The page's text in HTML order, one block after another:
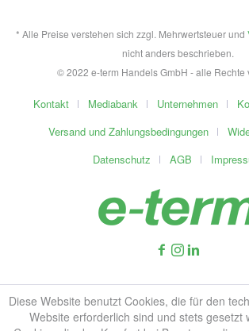
* Alle Preise verstehen sich zzgl. Mehrwertsteuer und
nicht anders beschrieben.
© 2022 e-term Handels GmbH - alle Rechte
Kontakt Mediabank Unternehmen
Versand und Zahlungsbedingungen
Datenschutz
AGB
Diese Website benutzt Cookies, die für den
Website erforderlich sind und stets gesetzt